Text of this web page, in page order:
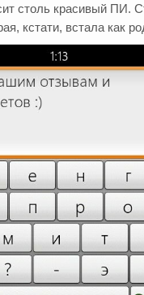
столь красивый
кстати, встала как